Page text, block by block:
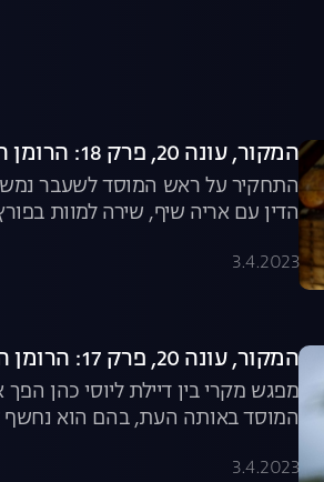
המקור, עונה 20, פרק 18: הרומן המסוכן של יוסי כהן ממשיך להסתבך
התחקיר על ראש המוסד לשעבר נמשך.
הדין עם אריה שיף, שירה למוות
3.4.2023
המקור, עונה 20, פרק 17: הרומן החשאי של יוסי כהן
מפגש מקרי בין דיילת ליוסי כהן
המוסד באותה העת, בהם הוא נחשף
3.4.2023